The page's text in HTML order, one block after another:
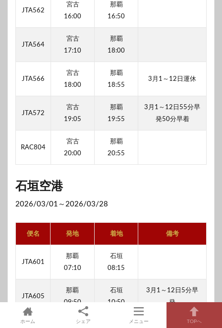
JTA562
宮古
16:00
那覇
16:50
JTA564
宮古
17:10
那覇
18:00
JTA566
宮古
18:00
那覇
18:55
3月1～12日運休
JTA572
宮古
19:05
那覇
19:55
3月1～12日55分早
発50分早着
RAC804
宮古
20:00
那覇
20:55
石垣空港
2026/03/01～2026/03/28
便名 発地 着地 備考
JTA601
那覇
07:10
石垣
08:15
JTA605
那覇
09:50
石垣
10:50
3月1～12日5分早
発
那覇 3月1～12日5分早
ホーム シェア メニュー TOPへ